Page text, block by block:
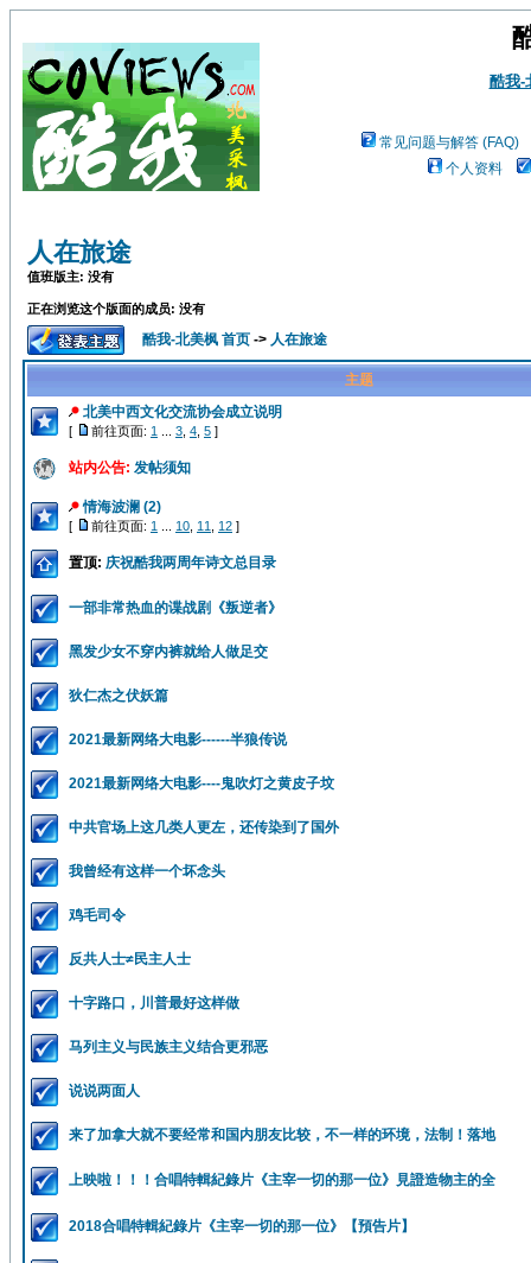
酷我-
常见问题与解答 (FAQ)
个人资料
人在旅途
值班版主: 没有
正在浏览这个版面的成员: 没有
酷我-北美枫 首页 -> 人在旅途
主题
北美中西文化交流协会成立说明
[ 前往页面: 1 3 4 5 ]
站内公告: 发帖须知
情海波澜 (2)
[ 前往页面: 1 10 11 12 ]
置顶: 庆祝酷我两周年诗文总目录
一部非常热血的谍战剧《叛逆者》
黑发少女不穿内裤就给人做足交
狄仁杰之伏妖篇
2021最新网络大电影------半狼传说
2021最新网络大电影----鬼吹灯之黄皮子坟
中共官场上这几类人更左，还传染到了国外
我曾经有这样一个坏念头
鸡毛司令
反共人士≠民主人士
十字路口，川普最好这样做
马列主义与民族主义结合更邪恶
说说两面人
来了加拿大就不要经常和国内朋友比较，不一样的环境，法制！落地
上映啦！！！合唱特輯紀錄片《主宰一切的那一位》見證造物主的全
2018合唱特輯紀錄片《主宰一切的那一位》【預告片】